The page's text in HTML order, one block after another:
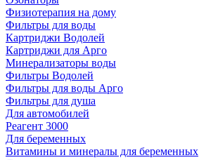
Физиотерапия на дому
Фильтры для воды
Картриджи Водолей
Картриджи для Арго
Минерализаторы воды
Фильтры Водолей
Фильтры для воды Арго
Фильтры для душа
Для автомобилей
Реагент 3000
Для беременных
Витамины и минералы для беременных